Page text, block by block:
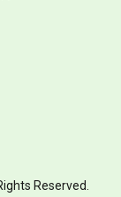
Reserved.